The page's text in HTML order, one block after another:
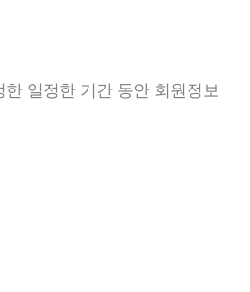
일정한 기간 동안 회원정보